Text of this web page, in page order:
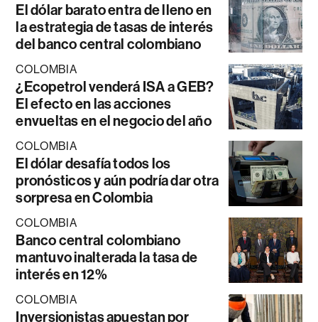
El dólar barato entra de lleno en
la estrategia de tasas de interés
del banco central colombiano
COLOMBIA
¿Ecopetrol venderá ISA a GEB?
El efecto en las acciones
envueltas en el negocio del año
COLOMBIA
El dólar desafía todos los
pronósticos y aún podría dar otra
sorpresa en Colombia
COLOMBIA
Banco central colombiano
mantuvo inalterada la tasa de
interés en 12%
COLOMBIA
Inversionistas apuestan por